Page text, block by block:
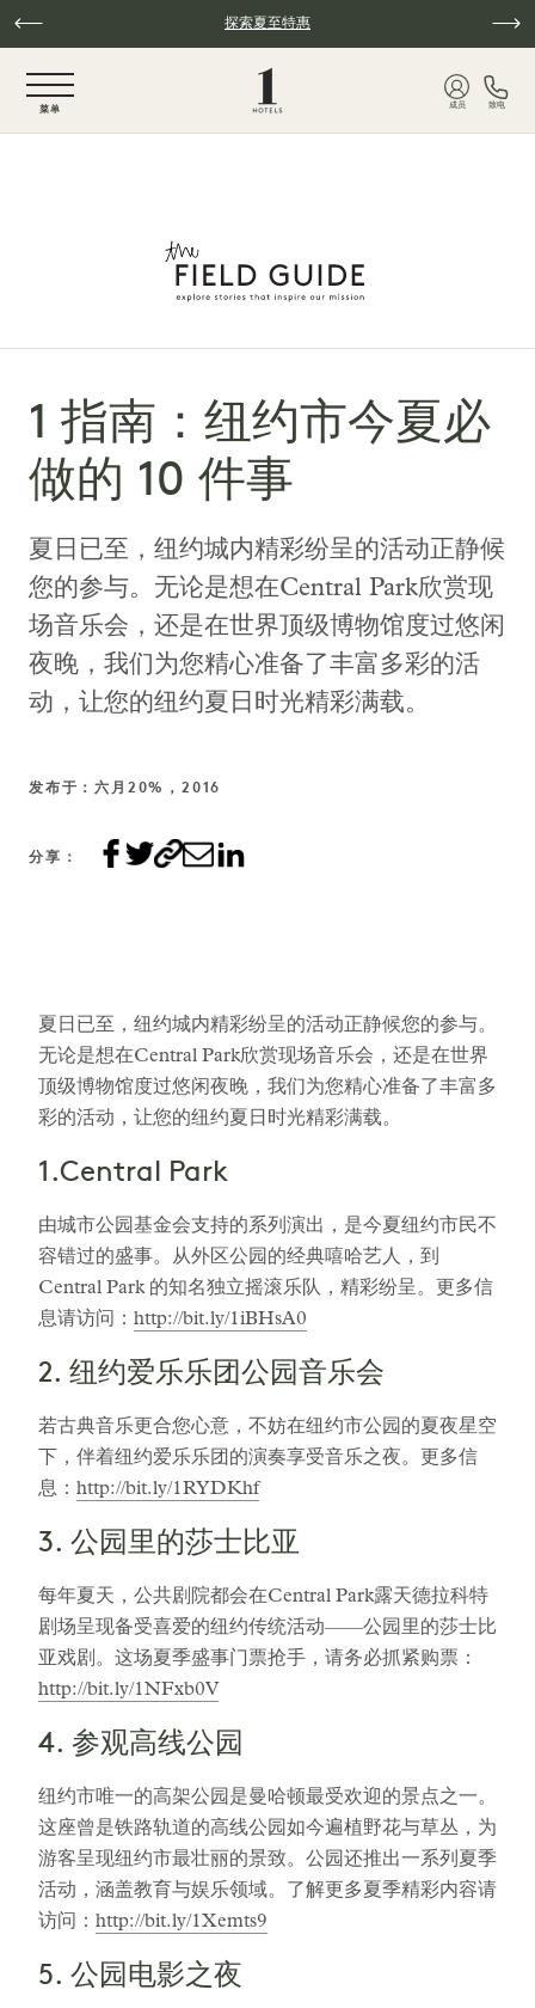
跳至主要内容 探索夏至特惠
菜单
成员 致电
1 指南：纽约市今夏必
做的 10 件事
夏日已至，纽约城内精彩纷呈的活动正静候
您的参与。无论是想在Central Park欣赏现
场音乐会，还是在世界顶级博物馆度过悠闲
夜晚，我们为您精心准备了丰富多彩的活
动，让您的纽约夏日时光精彩满载。
发布于：六月20%，2016
分享：
夏日已至，纽约城内精彩纷呈的活动正静候您的参与。
无论是想在Central Park欣赏现场音乐会，还是在世界
顶级博物馆度过悠闲夜晚，我们为您精心准备了丰富多
彩的活动，让您的纽约夏日时光精彩满载。
1.Central Park
由城市公园基金会支持的系列演出，是今夏纽约市民不
容错过的盛事。从外区公园的经典嘻哈艺人，到
Central Park 的知名独立摇滚乐队，精彩纷呈。更多信
息请访问： http://bit.ly/1iBHsA0
2. 纽约爱乐乐团公园音乐会
若古典音乐更合您心意，不妨在纽约市公园的夏夜星空
下，伴着纽约爱乐乐团的演奏享受音乐之夜。更多信
息： http://bit.ly/1RYDKhf
3. 公园里的莎士比亚
每年夏天，公共剧院都会在Central Park露天德拉科特
剧场呈现备受喜爱的纽约传统活动——公园里的莎士比
亚戏剧。这场夏季盛事门票抢手，请务必抓紧购票：
http://bit.ly/1NFxb0V
4. 参观高线公园
纽约市唯一的高架公园是曼哈顿最受欢迎的景点之一。
这座曾是铁路轨道的高线公园如今遍植野花与草丛，为
游客呈现纽约市最壮丽的景致。公园还推出一系列夏季
活动，涵盖教育与娱乐领域。了解更多夏季精彩内容请
访问： http://bit.ly/1Xemts9
5. 公园电影之夜